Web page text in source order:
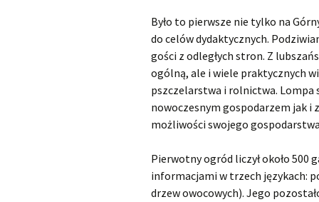
Było to pierwsze nie tylko na
do celów dydaktycznych.
gości z odległych stron. Z
ogólną, ale i wiele praktycznych
pszczelarstwa i rolnictwa. Lompa
nowoczesnym gospodarzem jak i
możliwości swojego
Pierwotny ogród liczył około
informacjami w trzech językach:
drzew owocowych). Jego